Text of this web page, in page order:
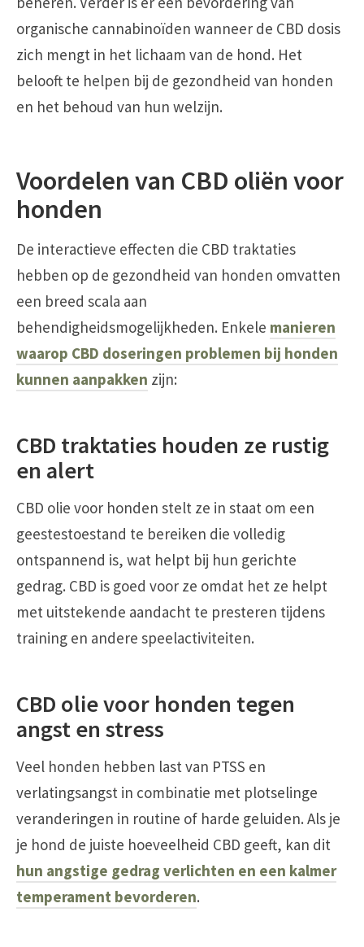
organische cannabinoïden wanneer de CBD dosis
zich mengt in het lichaam van de hond. Het
belooft te helpen bij de gezondheid van honden
en het behoud van hun welzijn.
Voordelen van CBD oliën voor
honden
De interactieve effecten die CBD traktaties
hebben op de gezondheid van honden omvatten
een breed scala aan
behendigheidsmogelijkheden. Enkele manieren
waarop CBD doseringen problemen bij honden
kunnen aanpakken zijn:
CBD traktaties houden ze rustig
en alert
CBD olie voor honden stelt ze in staat om een
geestestoestand te bereiken die volledig
ontspannend is, wat helpt bij hun gerichte
gedrag. CBD is goed voor ze omdat het ze helpt
met uitstekende aandacht te presteren tijdens
training en andere speelactiviteiten.
CBD olie voor honden tegen
angst en stress
Veel honden hebben last van PTSS en
verlatingsangst in combinatie met plotselinge
veranderingen in routine of harde geluiden. Als je
je hond de juiste hoeveelheid CBD geeft, kan dit
hun angstige gedrag verlichten en een kalmer
temperament bevorderen.